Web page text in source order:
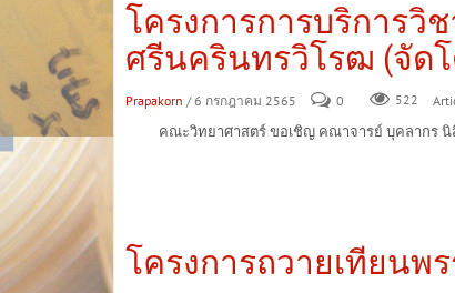
โครงการการบริการวิ
ศรีนครินทรวิโรฒ (จัดโ
Prapakorn / 6 กรกฎาคม 2565 0 522
คณะวิทยาศาสตร์ ขอเชิญ คณาจารย์ บุคลากร นิสิต
โครงการถวายเทียนพ